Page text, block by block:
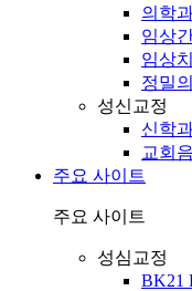
의학
임상
임상
정밀
성신교정
신학
교회
주요 사이트
주요 사이트
성심교정
BK21